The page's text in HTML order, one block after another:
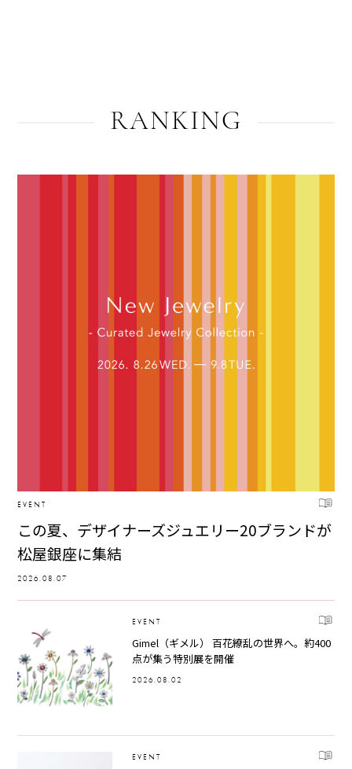
RANKING
EVENT
この夏、デザイナーズジュエリー20ブランドが
松屋銀座に集結
2026.08.07
EVENT
Gimel（ギメル） 百花繚乱の世界へ。約400
点が集う特別展を開催
2026.08.02
EVENT